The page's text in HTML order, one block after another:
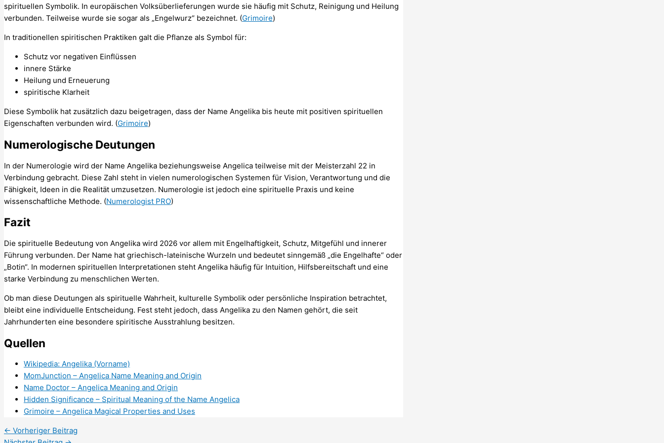
spirituellen Symbolik. In europäischen Volksüberlieferungen wurde sie häufig mit Schutz, Reinigung und Heilung
verbunden. Teilweise wurde sie sogar als „Engelwurz“ bezeichnet. (Grimoire)
In traditionellen spiritischen Praktiken galt die Pflanze als Symbol für:
Schutz vor negativen Einflüssen
innere Stärke
Heilung und Erneuerung
spiritische Klarheit
Diese Symbolik hat zusätzlich dazu beigetragen, dass der Name Angelika bis heute mit positiven spirituellen
Eigenschaften verbunden wird. (Grimoire)
Numerologische Deutungen
In der Numerologie wird der Name Angelika beziehungsweise Angelica teilweise mit der Meisterzahl 22 in
Verbindung gebracht. Diese Zahl steht in vielen numerologischen Systemen für Vision, Verantwortung und die
Fähigkeit, Ideen in die Realität umzusetzen. Numerologie ist jedoch eine spirituelle Praxis und keine
wissenschaftliche Methode. (Numerologist PRO)
Fazit
Die spirituelle Bedeutung von Angelika wird 2026 vor allem mit Engelhaftigkeit, Schutz, Mitgefühl und innerer
Führung verbunden. Der Name hat griechisch-lateinische Wurzeln und bedeutet sinngemäß „die Engelhafte“ oder
„Botin“. In modernen spirituellen Interpretationen steht Angelika häufig für Intuition, Hilfsbereitschaft und eine
starke Verbindung zu menschlichen Werten.
Ob man diese Deutungen als spirituelle Wahrheit, kulturelle Symbolik oder persönliche Inspiration betrachtet,
bleibt eine individuelle Entscheidung. Fest steht jedoch, dass Angelika zu den Namen gehört, die seit
Jahrhunderten eine besondere spiritische Ausstrahlung besitzen.
Quellen
Wikipedia: Angelika (Vorname)
MomJunction – Angelica Name Meaning and Origin
Name Doctor – Angelica Meaning and Origin
Hidden Significance – Spiritual Meaning of the Name Angelica
Grimoire – Angelica Magical Properties and Uses
← Vorheriger Beitrag